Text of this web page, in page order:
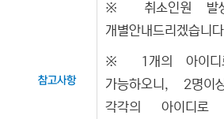
참고사항
※ 취소인원 발생
개별안내드리겠습니
※ 1개의 아이디
가능하오니, 2명
각각의 아이디로